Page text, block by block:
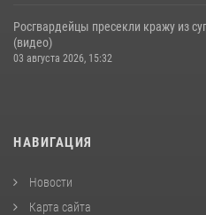
Росгвардейцы пресекли кражу из
(видео)
03 августа 2026, 15:32
НАВИГАЦИЯ
Новости
Карта сайта